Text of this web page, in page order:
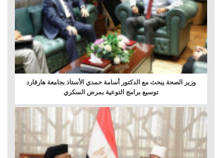
وزير الصحة يبحث مع الدكتور أسامة حمدي الأستاذ بجامعة هارفارد
توسيع برامج التوعية بمرض السكري